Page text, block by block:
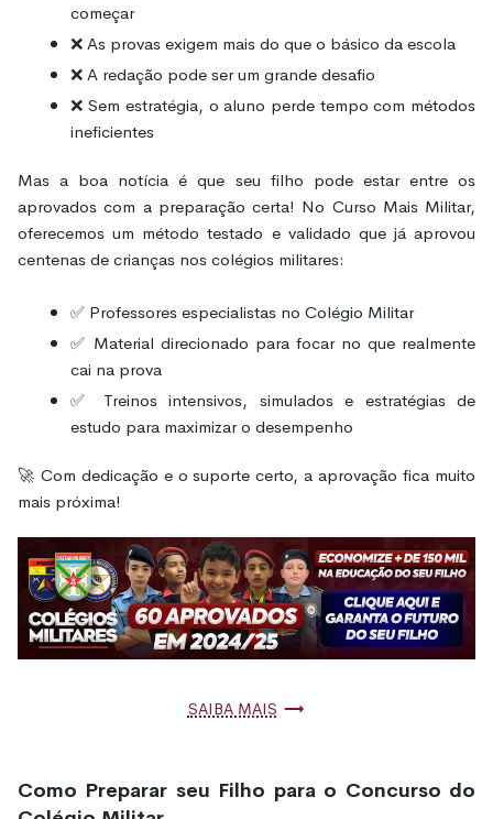
começar
❌ As provas exigem mais do que o básico da escola
❌ A redação pode ser um grande desafio
❌ Sem estratégia, o aluno perde tempo com métodos
ineficientes
Mas a boa notícia é que seu filho pode estar entre os
aprovados com a preparação certa! No Curso Mais Militar,
oferecemos um método testado e validado que já aprovou
centenas de crianças nos colégios militares:
✅ Professores especialistas no Colégio Militar
✅ Material direcionado para focar no que realmente
cai na prova
✅ Treinos intensivos, simulados e estratégias de
estudo para maximizar o desempenho
🚀 Com dedicação e o suporte certo, a aprovação fica muito
mais próxima!
Saiba mais
Como Preparar seu Filho para o Concurso do